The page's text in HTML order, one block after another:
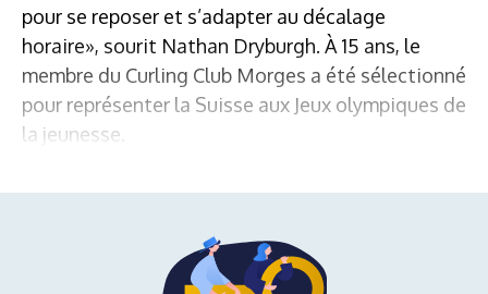
pour se reposer et s’adapter au décalage
horaire», sourit Nathan Dryburgh. À 15 ans, le
membre du Curling Club Morges a été sélectionné
pour représenter la Suisse aux Jeux olympiques de
la jeunesse.